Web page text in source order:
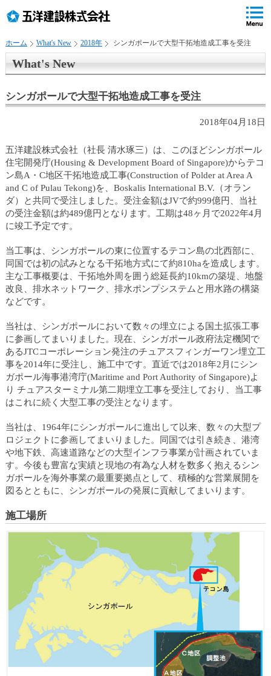
ー
の
す
ー
内
の
リ
で
す
サ
ト
内
共
メ
ニ
ュ
ー
へ
動
し
ま
す
ヘ
ッ
ダ
メ
ニ
ュ
ー
へ
移
し
ま
ー
の
ジ
ホーム What's New 2018年 シンガポールで大型干拓地造成工事を受注
ペ
で
What's New
シンガポールで大型干拓地造成工事を受注
2018年04月18日
五洋建設株式会社（社長 清水琢三）は、このほどシンガポール
住宅開発庁(Housing & Development Board of Singapore)からテコ
ン島A・C地区干拓地造成工事(Construction of Polder at Area A
and C of Pulau Tekong)を、Boskalis International B.V.（オラン
ダ）と共同で受注しました。受注金額はJVで約999億円、当社
の受注金額は約489億円となります。工期は48ヶ月で2022年4月
に竣工予定です。
当工事は、シンガポールの東に位置するテコン島の北西部に、
同国では初の試みとなる干拓地方式にて約810haを造成します。
主な工事概要は、干拓地外周を囲う総延長約10kmの築堤、地盤
改良、排水ネットワーク、排水ポンプシステムと用水路の構築
などです。
当社は、シンガポールにおいて数々の埋立による国土拡張工事
に参画してまいりました。現在、シンガポール政府法定機関で
あるJTCコーポレーション発注のチュアスフィンガーワン埋立工
事を2014年に受注し、施工中です。直近では2018年2月にシン
ガポール海事港湾庁(Maritime and Port Authority of Singapore)よ
り チュアスターミナル第二期埋立工事を受注しており、当工事
はこれに続く大型工事の受注となります。
当社は、1964年にシンガポールに進出して以来、数々の大型プ
ロジェクトに参画してまいりました。同国では引き続き、港湾
や地下鉄、高速道路などの大型インフラ事業が計画されていま
す。今後も豊富な実績と現地の有為な人材を数多く抱えるシン
ガポールを海外事業の最重要拠点として、積極的な営業展開を
図るとともに、シンガポールの発展に貢献してまいります。
施工場所
ー
の
で
す
ー
の
戻
る